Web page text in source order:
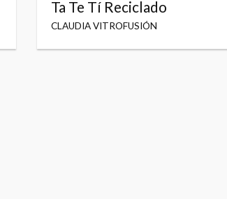
Ta Te Tí Reciclado
CLAUDIA VITROFUSIÓN